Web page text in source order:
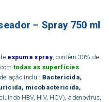
– Spray 750 ml
espuma spray, contém 30% de
comtodas as superfícies
ação inclui: Bactericida,
micobactericida,
HBV, HIV, HCV), adenovírus,